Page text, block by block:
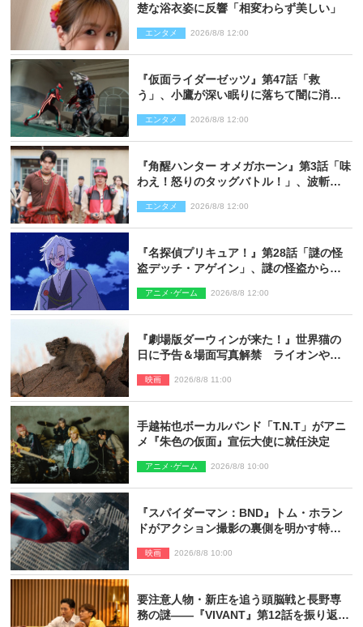
楚な浴衣姿に反響「相変わらず美しい」
エンタメ 2026/8/8 12:00
『仮面ライダーゼッツ』第47話「救
う」、小鷹が深い眠りに落ちて闇に消え
エンタメ 2026/8/8 12:00
『角醒ハンター オメガホーン』第3話「味
わえ！怒りのタッグバトル！」、波斬の
エンタメ 2026/8/8 12:00
『名探偵プリキュア！』第28話「謎の怪
盗デッチ・アゲイン」、謎の怪盗から不
アニメ･ゲーム 2026/8/8 12:00
『劇場版ダーウィンが来た！』世界猫の
日に予告＆場面写真解禁 ライオンやマ
映画 2026/8/8 11:00
手越祐也ボーカルバンド「T.N.T」がアニ
メ『朱色の仮面』宣伝大使に就任決定
アニメ･ゲーム 2026/8/8 10:00
『スパイダーマン：BND』トム・ホラン
ドがアクション撮影の裏側を明かす特別
映画 2026/8/8 10:00
要注意人物・新庄を追う頭脳戦と長野専
務の謎――『VIVANT』第12話を振り返